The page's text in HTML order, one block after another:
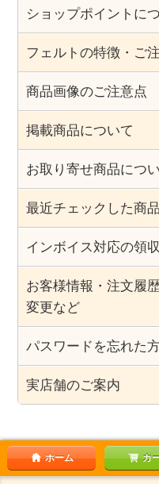
ショップポイントに
フェルトの特徴・ご
商品画像のご注意点
掲載商品について
お取り寄せ商品につ
最近チェックした商
インボイス対応の領
お客様情報・注文履
変更など
パスワードを忘れた
実店舗のご案内
ホーム カ